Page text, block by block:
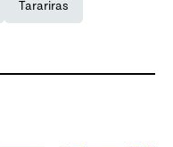
Tarariras